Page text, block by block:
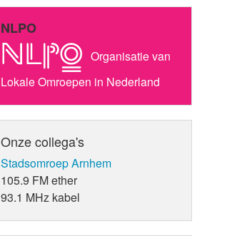
NLPO
Organisatie van
Lokale Omroepen in Nederland
Onze collega's
Stadsomroep Arnhem
105.9 FM ether
93.1 MHz kabel